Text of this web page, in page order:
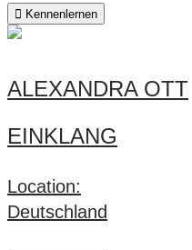
Kennenlernen
ALEXANDRA OTT
EINKLANG
Location:
Deutschland